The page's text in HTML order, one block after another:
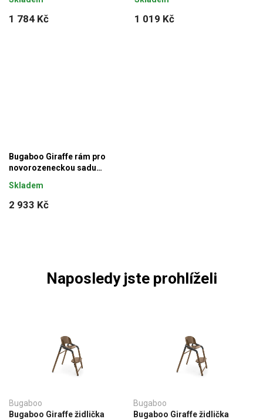
1 784 Kč 1 019 Kč
Bugaboo Giraffe rám pro
novorozeneckou sadu
2 933 Kč
Skladem
Naposledy jste prohlíželi
Bugaboo
Bugaboo Giraffe židlička
Bugaboo
Bugaboo Giraffe židlička